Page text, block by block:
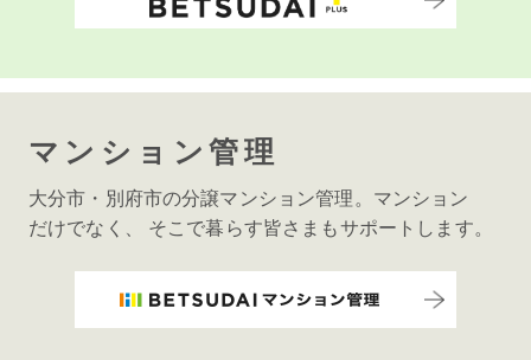
マンション管理
大分市・別府市の分譲マンション管理。マンション
だけでなく、 そこで暮らす皆さまもサポートします。